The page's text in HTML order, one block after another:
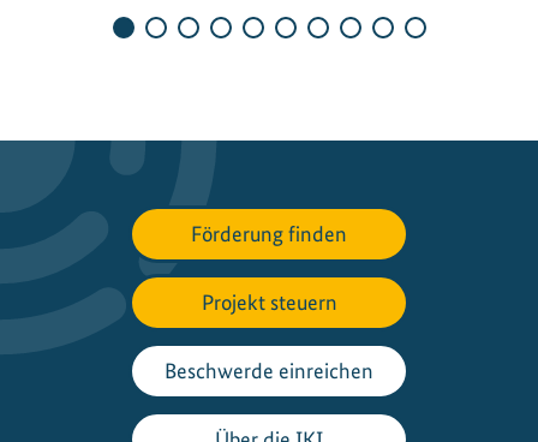
i
A
n
p
a
s
s
u
n
Förderung finden
Projekt steuern
Beschwerde einreichen